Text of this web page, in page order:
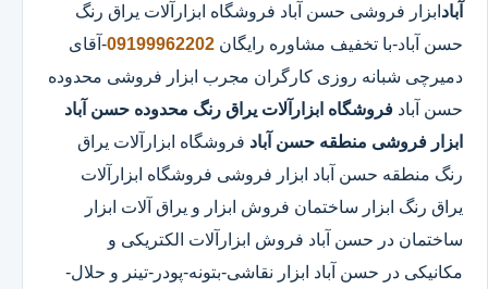
آباد ابزار فروشی حسن آباد فروشگاه ابزارآلات یراق رنگ
حسن آباد-با تخفیف مشاوره رایگان 09199962202-آقای
دمیرچی شبانه روزی کارگران مجرب ابزار فروشی محدوده
حسن آباد فروشگاه ابزارآلات یراق رنگ محدوده حسن آباد
ابزار فروشی منطقه حسن آباد فروشگاه ابزارآلات یراق
رنگ منطقه حسن آباد ابزار فروشی فروشگاه ابزارآلات
یراق رنگ ابزار ساختمان فروش ابزار و یراق آلات ابزار
ساختمان در حسن آباد فروش ابزارآلات الکتریکی و
مکانیکی در حسن آباد ابزار نقاشی-بتونه-پودر-تینر و حلال-